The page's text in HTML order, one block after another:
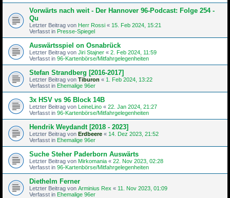
Vorwärts nach weit - Der Hannover 96-Podcast: Folge 254 -
Qu
Letzter Beitrag von Herr Rossi « 15. Feb 2024, 15:21
Verfasst in Presse-Spiegel
Auswärtsspiel on Osnabrück
Letzter Beitrag von Jiri Stajner « 2. Feb 2024, 11:59
Verfasst in 96-Kartenbörse/Mitfahrgelegenheiten
Stefan Strandberg [2016-2017]
Letzter Beitrag von Tiburon « 1. Feb 2024, 13:22
Verfasst in Ehemalige 96er
3x HSV vs 96 Block 14B
Letzter Beitrag von LeineLino « 22. Jan 2024, 21:27
Verfasst in 96-Kartenbörse/Mitfahrgelegenheiten
Hendrik Weydandt [2018 - 2023]
Letzter Beitrag von Erdbeere « 14. Dez 2023, 21:52
Verfasst in Ehemalige 96er
Suche Steher Paderborn Auswärts
Letzter Beitrag von Mirkomania « 22. Nov 2023, 02:28
Verfasst in 96-Kartenbörse/Mitfahrgelegenheiten
Diethelm Ferner
Letzter Beitrag von Arminius Rex « 11. Nov 2023, 01:09
Verfasst in Ehemalige 96er